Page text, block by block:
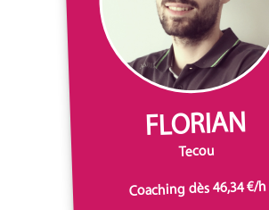
FLORIAN
Tecou
Coaching dès 46,34 €/h